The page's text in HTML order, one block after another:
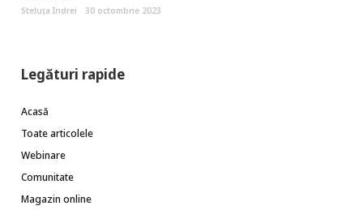
Steluța Indrei 30 octombrie 2023
Legături rapide
Acasă
Toate articolele
Webinare
Comunitate
Magazin online